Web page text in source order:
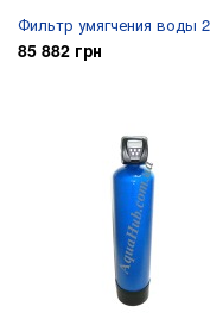
Фильтр умягчения воды
85 882 грн